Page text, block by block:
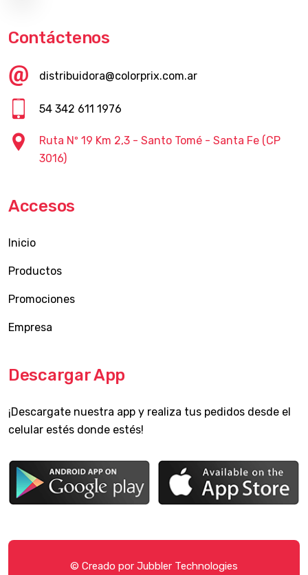
Contáctenos
distribuidora@colorprix.com.ar
54 342 611 1976
Ruta Nº 19 Km 2,3 - Santo Tomé - Santa Fe (CP
3016)
Accesos
Inicio
Productos
Promociones
Empresa
Descargar App
¡Descargate nuestra app y realiza tus pedidos desde el
celular estés donde estés!
© Creado por Jubbler Technologies